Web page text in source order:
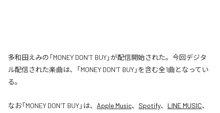
多和田えみの「MONEY DON'T BUY」が配信開始された。今回デジタ
ル配信された楽曲は、「MONEY DON'T BUY」を含む全1曲となってい
る。
なお「MONEY DON'T BUY」は、 Apple Music、 Spotify、 LINE MUSIC、